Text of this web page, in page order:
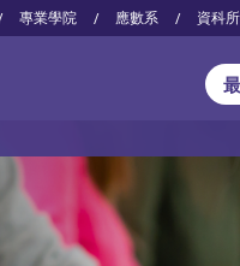
專業學院 / 應數系 / 資科所